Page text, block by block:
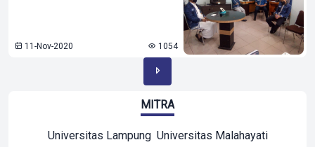
11-Nov-2020 1054
MITRA
Universitas Lampung Universitas Malahayati